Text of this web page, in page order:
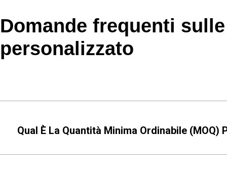
Domande frequenti
personalizzato
Qual È La Quantità Minima Ordinabile